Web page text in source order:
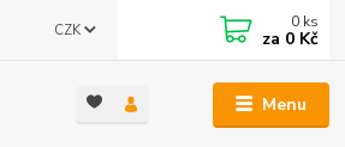
Menu
CZK 0 ks
za 0 Kč